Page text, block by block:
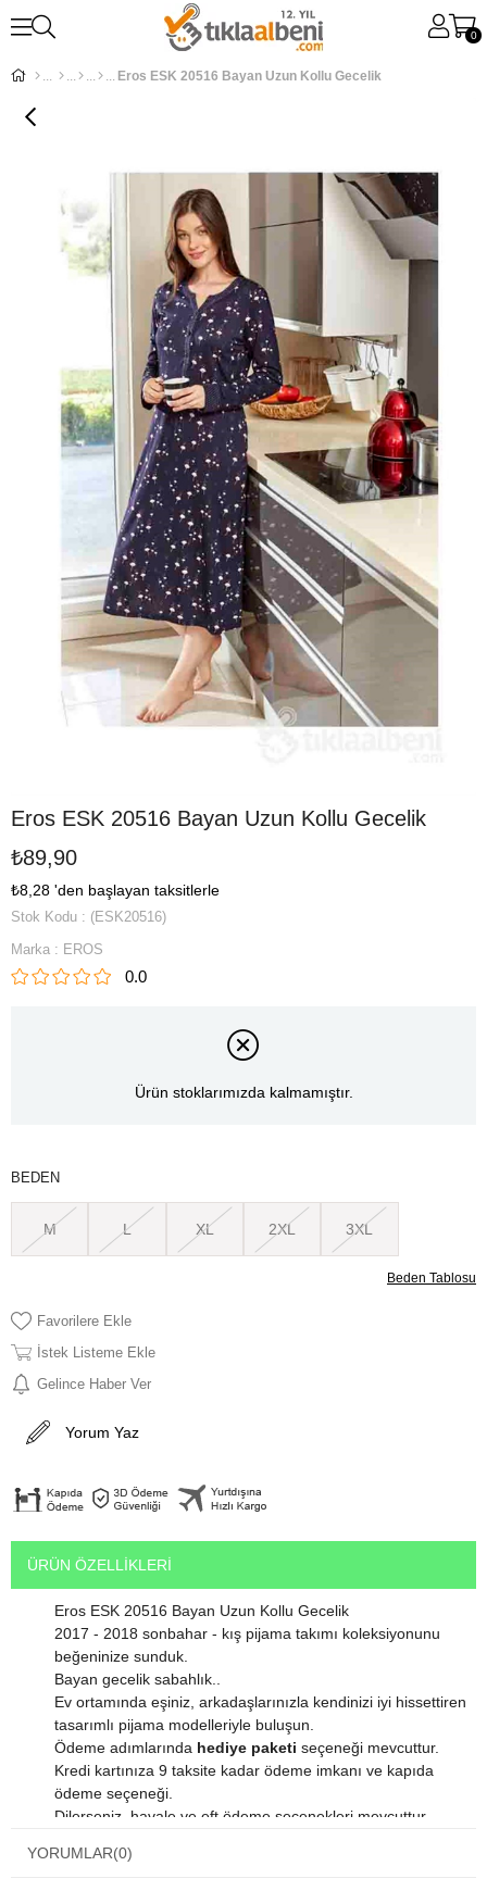
0
Eros ESK 20516 Bayan Uzun Kollu Gecelik
Eros ESK 20516 Bayan Uzun Kollu Gecelik
₺89,90
₺8,28 'den başlayan taksitlerle
Stok Kodu
(ESK20516)
Marka : EROS
0.0
Ürün stoklarımızda kalmamıştır.
BEDEN
M L XL 2XL 3XL
Beden Tablosu
Favorilere Ekle
İstek Listeme Ekle
Gelince Haber Ver
Yorum Yaz
ÜRÜN ÖZELLIKLERI
Eros ESK 20516 Bayan Uzun Kollu Gecelik
2017 - 2018 sonbahar - kış pijama takımı koleksiyonunu
beğeninize sunduk.
Bayan gecelik sabahlık..
Ev ortamında eşiniz, arkadaşlarınızla kendinizi iyi hissettiren
tasarımlı pijama modelleriyle buluşun.
Ödeme adımlarında hediye paketi seçeneği mevcuttur.
Kredi kartınıza 9 taksite kadar ödeme imkanı ve kapıda
ödeme seçeneği.
Dilerseniz havale ve eft ödeme seçenekleri mevcuttur.
Ürün içinden kendi kumaşına özel yıkama talimatı
YORUMLAR(0)